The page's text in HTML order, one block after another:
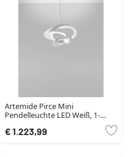
Artemide Pirce Mini
Pendelleuchte LED Weiß, 1-
€ 1.223,99